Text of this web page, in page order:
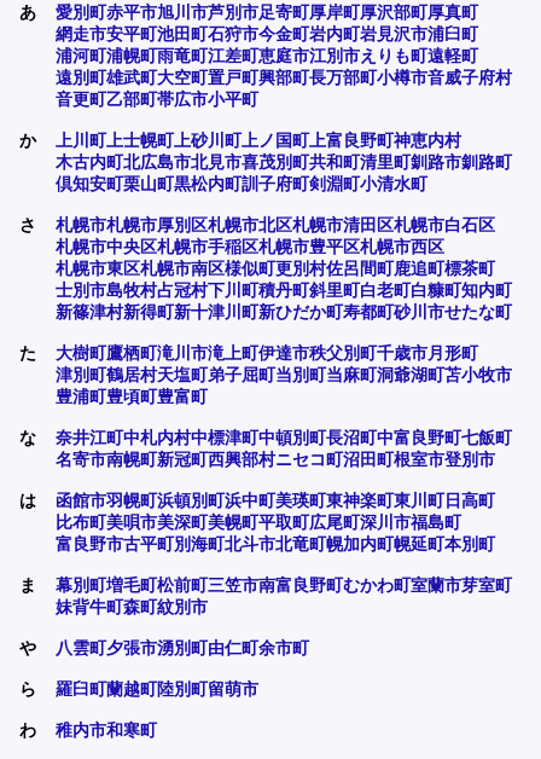
あ
愛別町赤平市旭川市芦別市足寄町厚岸町厚沢部町厚真町
網走市安平町池田町石狩市今金町岩内町岩見沢市浦臼町
浦河町浦幌町雨竜町江差町恵庭市江別市えりも町遠軽町
遠別町雄武町大空町置戸町興部町長万部町小樽市音威子府村
音更町乙部町帯広市小平町
か 上川町上士幌町上砂川町上ノ国町上富良野町神恵内村
木古内町北広島市北見市喜茂別町共和町清里町釧路市釧路町
倶知安町栗山町黒松内町訓子府町剣淵町小清水町
さ 札幌市札幌市厚別区札幌市北区札幌市清田区札幌市白石区
札幌市中央区札幌市手稲区札幌市豊平区札幌市西区
札幌市東区札幌市南区様似町更別村佐呂間町鹿追町標茶町
士別市島牧村占冠村下川町積丹町斜里町白老町白糠町知内町
新篠津村新得町新十津川町新ひだか町寿都町砂川市せたな町
た 大樹町鷹栖町滝川市滝上町伊達市秩父別町千歳市月形町
津別町鶴居村天塩町弟子屈町当別町当麻町洞爺湖町苫小牧市
豊浦町豊頃町豊富町
な 奈井江町中札内村中標津町中頓別町長沼町中富良野町七飯町
名寄市南幌町新冠町西興部村ニセコ町沼田町根室市登別市
は 函館市羽幌町浜頓別町浜中町美瑛町東神楽町東川町日高町
比布町美唄市美深町美幌町平取町広尾町深川市福島町
富良野市古平町別海町北斗市北竜町幌加内町幌延町本別町
ま 幕別町増毛町松前町三笠市南富良野町むかわ町室蘭市芽室町
妹背牛町森町紋別市
や 八雲町夕張市湧別町由仁町余市町
ら 羅臼町蘭越町陸別町留萌市
わ 稚内市和寒町